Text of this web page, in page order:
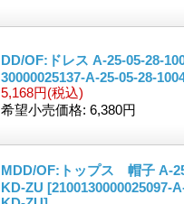
DD/OF:ドレス A-25-05-28-
30000025137-A-25-05-28-
5,168円(税込)
希望小売価格: 6,380円
MDD/OF:トップス 帽子 A-
KD-ZU [2100130000025097-